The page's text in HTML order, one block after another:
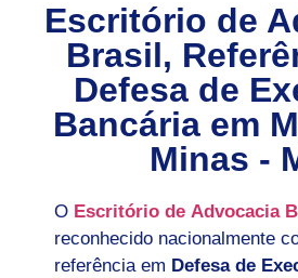
Escritório de
Brasil,
Defesa de
Bancária em
Minas -
O Escritório de Advocacia
reconhecido nacionalmente
referência em Defesa de